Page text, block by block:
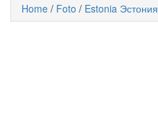
Home / Foto / Estonia Эстония